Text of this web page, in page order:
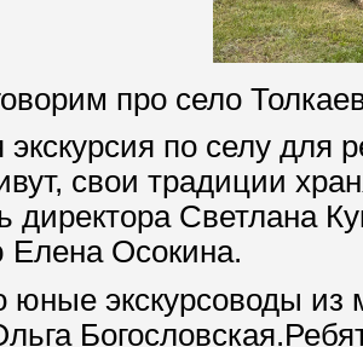
про село
по селу для
свои традиции
директора Светлана
Елена Осокина.
юные экскурсоводы